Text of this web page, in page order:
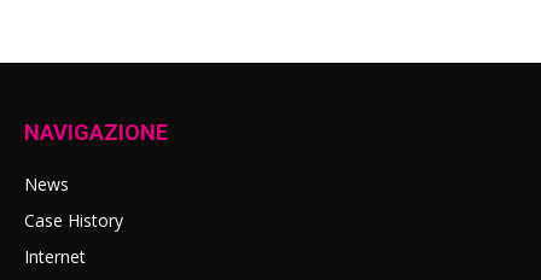
NAVIGAZIONE
News
Case History
Internet